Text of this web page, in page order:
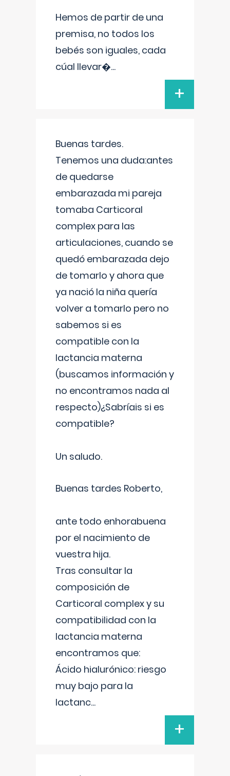
Hemos de partir de una
premisa, no todos los
bebés son iguales, cada
cúal llevar�...
+
Buenas tardes.
Tenemos una duda:antes
de quedarse
embarazada mi pareja
tomaba Carticoral
complex para las
articulaciones, cuando se
quedó embarazada dejo
de tomarlo y ahora que
ya nació la niña quería
volver a tomarlo pero no
sabemos si es
compatible con la
lactancia materna
(buscamos información y
no encontramos nada al
respecto)¿Sabríais si es
compatible?
Un saludo.
Buenas tardes Roberto,
ante todo enhorabuena
por el nacimiento de
vuestra hija.
Tras consultar la
composición de
Carticoral complex y su
compatibilidad con la
lactancia materna
encontramos que:
Ácido hialurónico: riesgo
muy bajo para la
lactanc...
+